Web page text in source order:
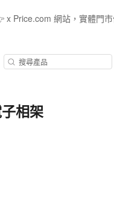
Price.com 網站，實體門市
相架